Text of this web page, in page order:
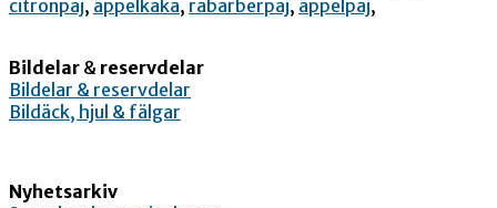
citronpaj, äppelkaka, rabarberpaj, äppelpaj,
Bildelar & reservdelar
Bildelar & reservdelar
Bildäck, hjul & fälgar
Nyhetsarkiv